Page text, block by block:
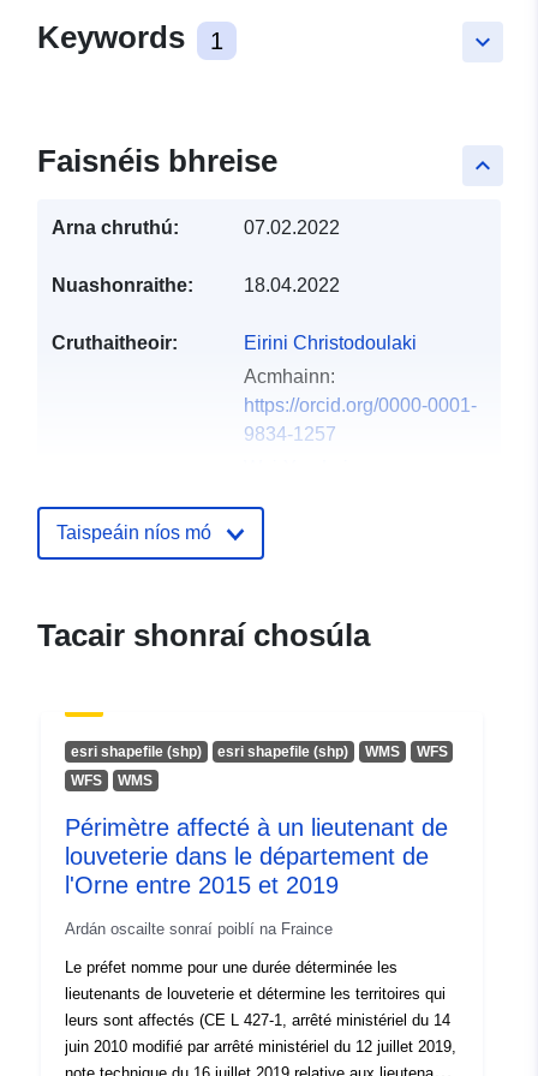
keyboard_arrow_down
Keywords 1
keyboard_arrow_up
Faisnéis bhreise
Arna chruthú: 07.02.2022
Nuashonraithe: 18.04.2022
Cruthaitheoir:
Eirini Christodoulaki
Acmhainn:
https://orcid.org/0000-0001-
9834-1257
https://orcid.org/0000-0002-
5101-8695
Acmhainn:
Teangacha: English
Taifead Catalóige: Curtha le data.europa.eu:
2026
Nuashonraithe ar data.europa.eu:
30 July 2026
Aitheantóirí: https://doi.org/10.5281/
Taispeáin níos mó
Tacair shonraí chosúla
esri shapefile (shp) esri shapefile (shp) WMS
WFS
WFS
WMS
Périmètre affecté à un lieutenant de
louveterie dans le département de
l'Orne entre 2015 et 2019
Ardán oscailte sonraí poiblí na Fraince
Le préfet nomme pour une durée déterminée les
lieutenants de louveterie et détermine les territoires qui
leurs sont affectés (CE L 427-1, arrêté ministériel du 14
juin 2010 modifié par arrêté ministériel du 12 juillet 2019,